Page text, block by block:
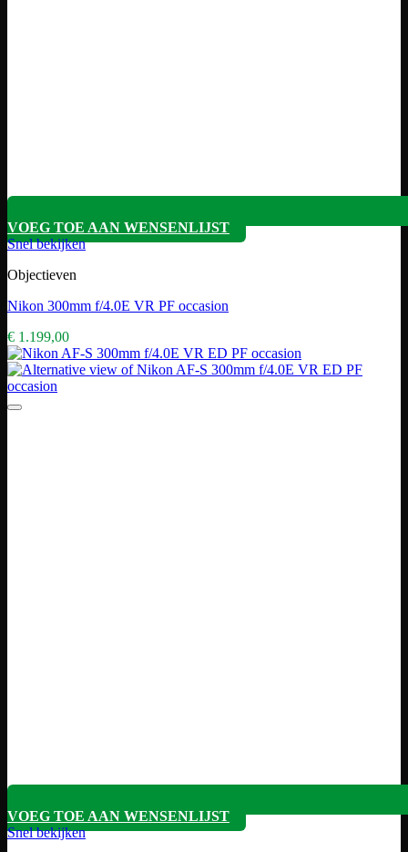
VOEG TOE AAN WENSENLIJST
Snel bekijken
Objectieven
Nikon 300mm f/4.0E VR PF occasion
€ 1.199,00
VOEG TOE AAN WENSENLIJST
Snel bekijken